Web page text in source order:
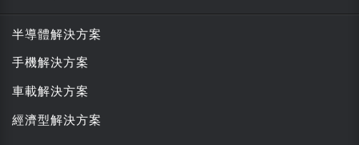
半導體解決方案
手機解決方案
車載解決方案
經濟型解決方案